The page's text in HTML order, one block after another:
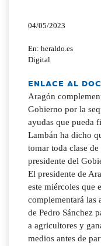
04/05/2023
En: heraldo.es
Digital
ENLACE AL
Aragón
Gobierno por la
ayudas que pueda
Lambán ha dicho
tomar toda clase
presidente del
El presidente de
este miércoles que
complementará las
de Pedro Sánchez
a agricultores y
medios antes de